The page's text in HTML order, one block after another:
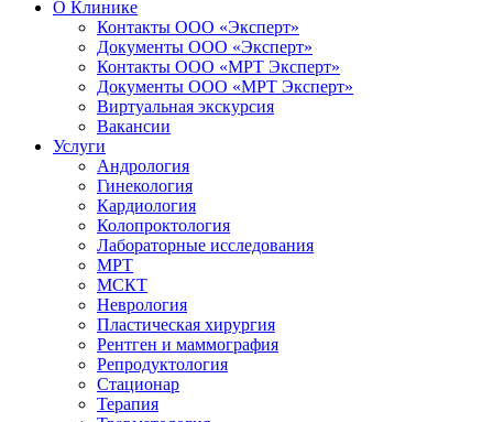
О Клинике
Контакты ООО «Эксперт»
Документы ООО «Эксперт»
Контакты ООО «МРТ Эксперт»
Документы ООО «МРТ Эксперт»
Виртуальная экскурсия
Вакансии
Услуги
Андрология
Гинекология
Кардиология
Колопроктология
Лабораторные исследования
МРТ
МСКТ
Неврология
Пластическая хирургия
Рентген и маммография
Репродуктология
Стационар
Терапия